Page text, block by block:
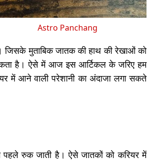
Astro Panchang
जिसके मुताबिक जातक की हाथ की रेखाओं को
है। ऐसे में आज इस आर्टिकल के जरिए हम
में आने वाली परेशानी का अंदाजा लगा सकते
पहले रुक जाती है। ऐसे जातकों को करियर में